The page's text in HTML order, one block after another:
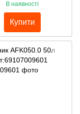
В наявності
Купити